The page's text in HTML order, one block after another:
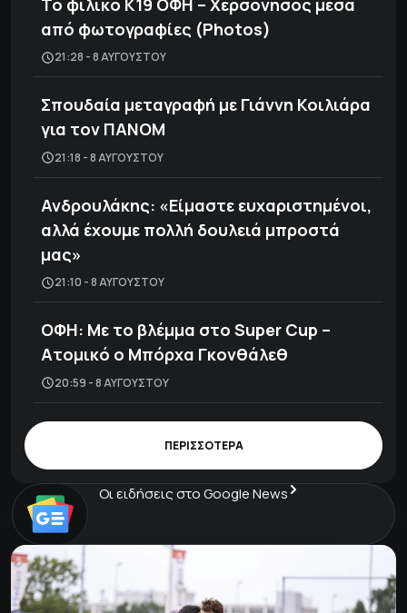
από φωτογραφίες (Photos)
21:28 - 8 ΑΥΓΟΎΣΤΟΥ
Σπουδαία μεταγραφή με Γιάννη Κοιλιάρα
για τον ΠΑΝΟΜ
21:18 - 8 ΑΥΓΟΎΣΤΟΥ
Ανδρουλάκης: «Είμαστε ευχαριστημένοι,
αλλά έχουμε πολλή δουλειά μπροστά
μας»
21:10 - 8 ΑΥΓΟΎΣΤΟΥ
ΟΦΗ: Με το βλέμμα στο Super Cup –
Ατομικό ο Μπόρχα Γκονθάλεθ
20:59 - 8 ΑΥΓΟΎΣΤΟΥ
ΠΕΡΙΣΣΟΤΕΡΑ
Οι ειδήσεις στο Google News